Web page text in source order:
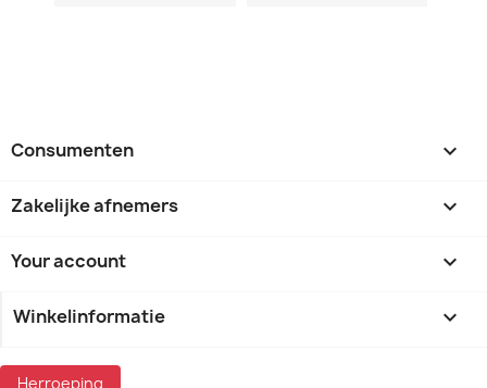
Consumenten 
Zakelijke afnemers 
Your account 
Winkelinformatie keyboard_arrow_down
Herroeping